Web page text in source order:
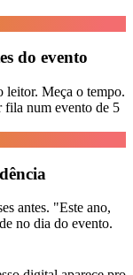
do evento
leitor. Meça o tempo.
fila num evento de 5
antes. "Este ano,
no dia do evento.